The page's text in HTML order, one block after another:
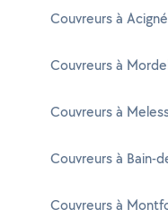
Couvreurs à Acigné
Couvreurs à
Couvreurs à
Couvreurs à Bain-
Couvreurs à